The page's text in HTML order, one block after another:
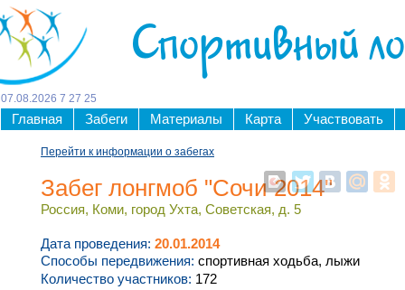
Спортивный
07 08 2026 7 27 25
Главная Забеги Материалы Карта Участвовать
Перейти к информации о забегах
Забег лонгмоб "Сочи 2014"
Россия, Коми, город Ухта, Советская, д. 5
Дата проведения: 20.01.2014
Способы передвижения: спортивная ходьба, лыжи
Количество участников: 172